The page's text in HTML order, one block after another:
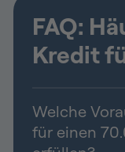
FAQ:
Kredit
Welche
für einen